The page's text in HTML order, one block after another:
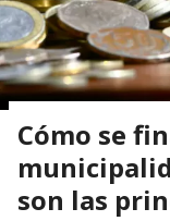
Cómo se
son las